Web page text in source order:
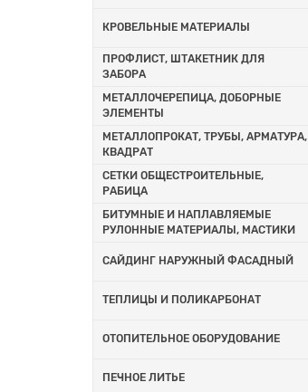
КРОВЕЛЬНЫЕ МАТЕРИАЛЫ
ПРОФЛИСТ, ШТАКЕТНИК ДЛЯ
ЗАБОРА
МЕТАЛЛОЧЕРЕПИЦА, ДОБОРНЫЕ
ЭЛЕМЕНТЫ
МЕТАЛЛОПРОКАТ, ТРУБЫ, АРМАТУРА,
КВАДРАТ
СЕТКИ ОБЩЕСТРОИТЕЛЬНЫЕ,
РАБИЦА
БИТУМНЫЕ И НАПЛАВЛЯЕМЫЕ
РУЛОННЫЕ МАТЕРИАЛЫ, МАСТИКИ
САЙДИНГ НАРУЖНЫЙ ФАСАДНЫЙ
ТЕПЛИЦЫ И ПОЛИКАРБОНАТ
ОТОПИТЕЛЬНОЕ ОБОРУДОВАНИЕ
ПЕЧНОЕ ЛИТЬЕ